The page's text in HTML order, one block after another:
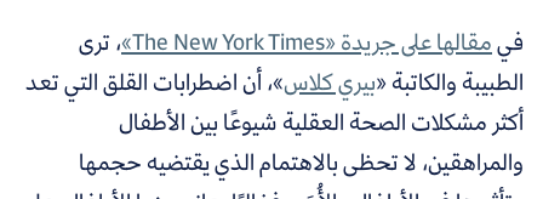
فيمقالها على جريدة «The New York Times»
، ترى
الطبيبة والكاتبة «بيري كلاس»، أن اضطرابات القلق التي تعد
أكثر مشكلات الصحة العقلية شيوعًا بين الأطفال
والمراهقين، لا تحظى بالاهتمام الذي يقتضيه حجمها